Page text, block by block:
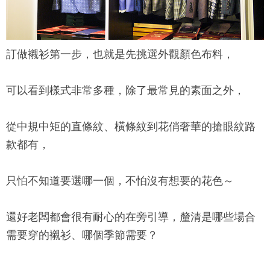
訂做襯衫第一步，也就是先挑選外觀顏色布料，
可以看到樣式非常多種，除了最常見的素面之外，
從中規中矩的直條紋、橫條紋到花俏奢華的搶眼紋路
款都有，
只怕不知道要選哪一個，不怕沒有想要的花色～
還好老闆都會很有耐心的在旁引導，釐清是哪些場合
需要穿的襯衫、哪個季節需要？